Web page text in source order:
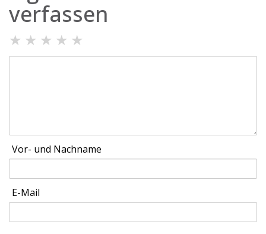
verfassen
★ ★ ★ ★ ★
Vor- und Nachname
E-Mail